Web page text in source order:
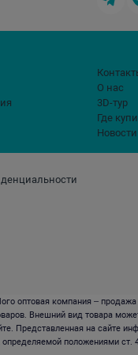
О нас
3D-тур
Где
Новости
оптовая компания –
Внешний вид товара
Представленная на сайте
определяемой положениями ст.